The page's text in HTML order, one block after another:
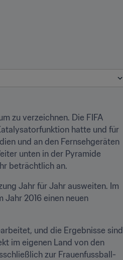
zu verzeichnen. Die FIFA
hatte und für
und an den Fernsehgeräten
unten in der Pyramide
beträchtlich an.
Jahr für Jahr ausweiten. Im
Jahr 2016 einen neuen
und die Ergebnisse sind
im eigenen Land von den
zur Frauenfussball-